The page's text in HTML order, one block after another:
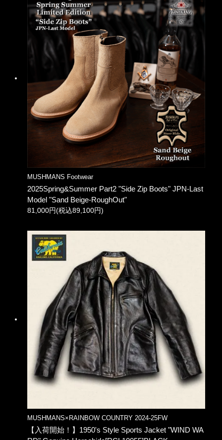
MUSHMANS Footwear
2025Spring&Summer Part2 "Side Zip Boots" JPN-Last
Model "Sand Beige-RoughOut"
81,000円(税込89,100円)
MUSHMANS×RAINBOW COUNTRY 2024-25FW
【入荷開始！】1950's Style Sports Jacket "WIND WA